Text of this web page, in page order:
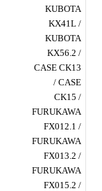
KUBOTA
KX41L /
KUBOTA
KX56.2 /
CASE CK13
/ CASE
CK15 /
FURUKAWA
FX012.1 /
FURUKAWA
FX013.2 /
FURUKAWA
FX015.2 /